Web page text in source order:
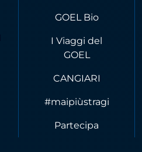
GOEL Bio
I Viaggi del
GOEL
CANGIARI
#maipiùstragi
Partecipa